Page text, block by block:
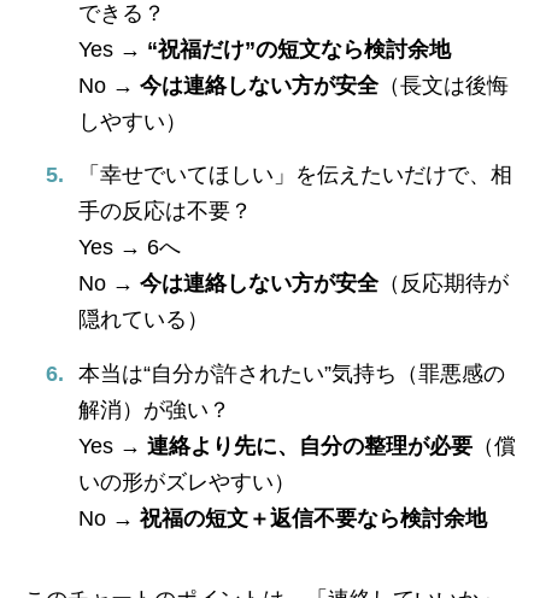
できる？
Yes → “祝福だけ”の短文なら検討余地
No → 今は連絡しない方が安全（長文は後悔
しやすい）
「幸せでいてほしい」を伝えたいだけで、相
手の反応は不要？
Yes → 6へ
No → 今は連絡しない方が安全（反応期待が
隠れている）
本当は“自分が許されたい”気持ち（罪悪感の
解消）が強い？
Yes → 連絡より先に、自分の整理が必要 （償
いの形がズレやすい）
No → 祝福の短文＋返信不要なら検討余地